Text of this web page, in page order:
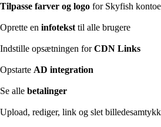
Tilpasse farver og logo for Skyfish
Oprette en infotekst til alle brugere
Indstille opsætningen forCDN Links
Opstarte AD integration
Se alle betalinger
Upload, rediger, link og slet